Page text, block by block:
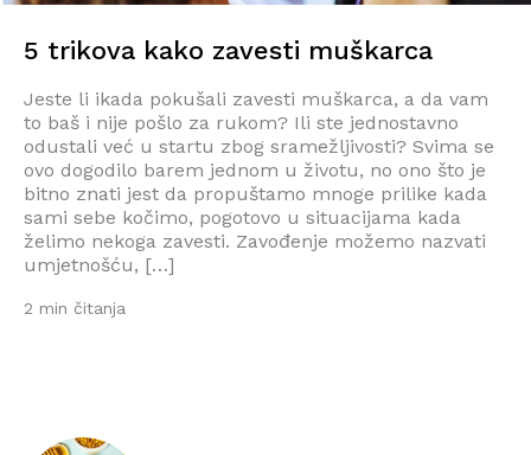
5 trikova kako zavesti muškarca
Jeste li ikada pokušali zavesti muškarca, a da vam
to baš i nije pošlo za rukom? Ili ste jednostavno
odustali već u startu zbog sramežljivosti? Svima se
ovo dogodilo barem jednom u životu, no ono što je
bitno znati jest da propuštamo mnoge prilike kada
sami sebe kočimo, pogotovo u situacijama kada
želimo nekoga zavesti. Zavođenje možemo nazvati
umjetnošću, […]
2 min čitanja